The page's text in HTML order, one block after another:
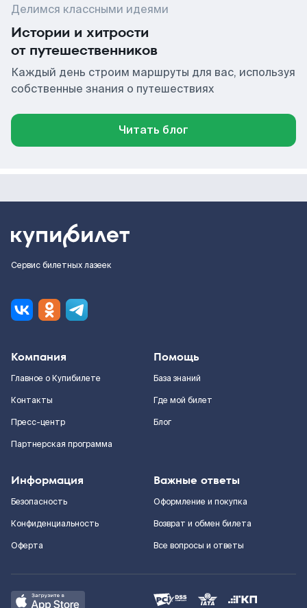
Делимся классными идеями
Истории и хитрости
от путешественников
Каждый день строим маршруты для вас, используя
собственные знания о путешествиях
Читать блог
Сервис билетных лазеек
Компания
Главное о Купибилете
Контакты
Пресс-центр
Партнерская программа
Помощь
База знаний
Где мой билет
Блог
Информация
Безопасность
Конфиденциальность
Оферта
Важные ответы
Оформление и покупка
Возврат и обмен билета
Все вопросы и ответы